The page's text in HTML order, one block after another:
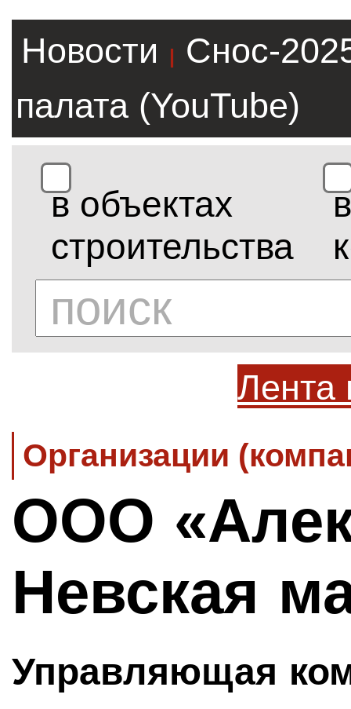
Новости |
Снос-
палата (YouTube)
в объектах
строительства
в
Лента
Организации
ООО
Невская
Управляющая